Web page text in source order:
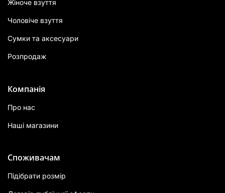
Жіноче взуття
Чоловіче взуття
Сумки та аксесуари
Розпродаж
Компанія
Про нас
Наші магазини
Споживачам
Підібрати розмір